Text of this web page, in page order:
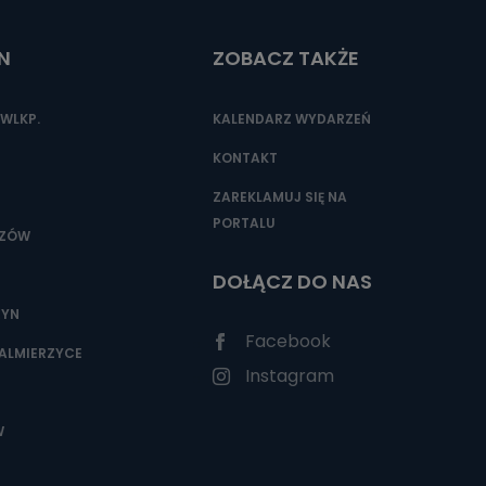
ze
ZOBACZ TAKŻE
KALENDARZ WYDARZEŃ
KONTAKT
ZAREKLAMUJ SIĘ NA
PORTALU
DOŁĄCZ DO NAS
Facebook
Instagram